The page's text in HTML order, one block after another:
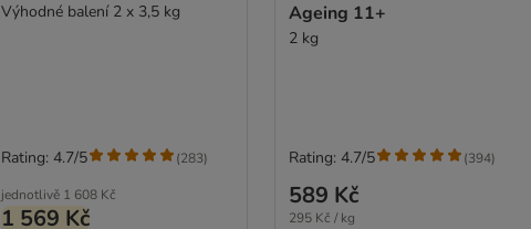
Výhodné balení 2 x 3,5 kg
jednotlivě 1 608 Kč
1 569 Kč
Rating: 4.7/5 (283)
Ageing 11+
2 kg
589 Kč
295 Kč / kg
Rating: 4.7/5 (394)